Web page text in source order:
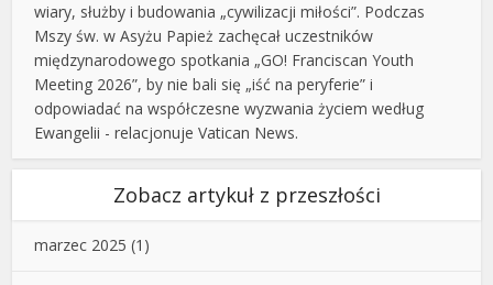
wiary, służby i budowania „cywilizacji miłości”. Podczas
Mszy św. w Asyżu Papież zachęcał uczestników
międzynarodowego spotkania „GO! Franciscan Youth
Meeting 2026”, by nie bali się „iść na peryferie” i
odpowiadać na współczesne wyzwania życiem według
Ewangelii - relacjonuje Vatican News.
Zobacz artykuł z przeszłości
marzec 2025 (1)